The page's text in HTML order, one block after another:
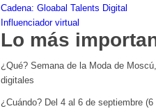
Cadena: Gloabal Talents Digital
Influenciador virtual
Lo más
¿Qué? Semana de la Moda de
digitales
¿Cuándo? Del 4 al 6 de septiembre